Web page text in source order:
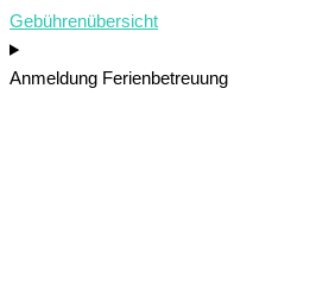
Gebührenübersicht
Anmeldung Ferienbetreuung